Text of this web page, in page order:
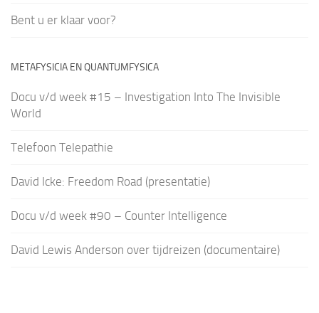
Bent u er klaar voor?
METAFYSICIA EN QUANTUMFYSICA
Docu v/d week #15 – Investigation Into The Invisible
World
Telefoon Telepathie
David Icke: Freedom Road (presentatie)
Docu v/d week #90 – Counter Intelligence
David Lewis Anderson over tijdreizen (documentaire)